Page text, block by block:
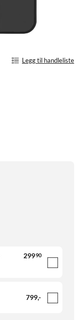
Legg til handleliste
29990
799,-